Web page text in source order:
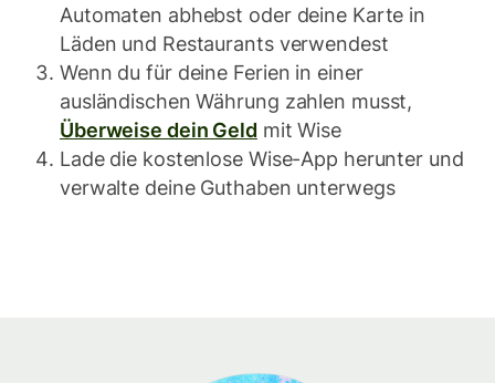
Automaten abhebst oder deine Karte in
Läden und Restaurants verwendest
Wenn du für deine Ferien in einer
ausländischen Währung zahlen musst,
Überweise dein Geld mit Wise
Lade die kostenlose Wise-App herunter und
verwalte deine Guthaben unterwegs